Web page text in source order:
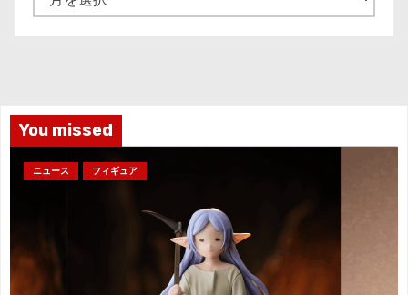
ー
You missed
ニュース フィギュア